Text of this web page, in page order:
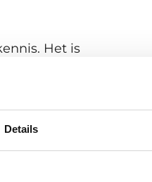
Details
Het is
en
te